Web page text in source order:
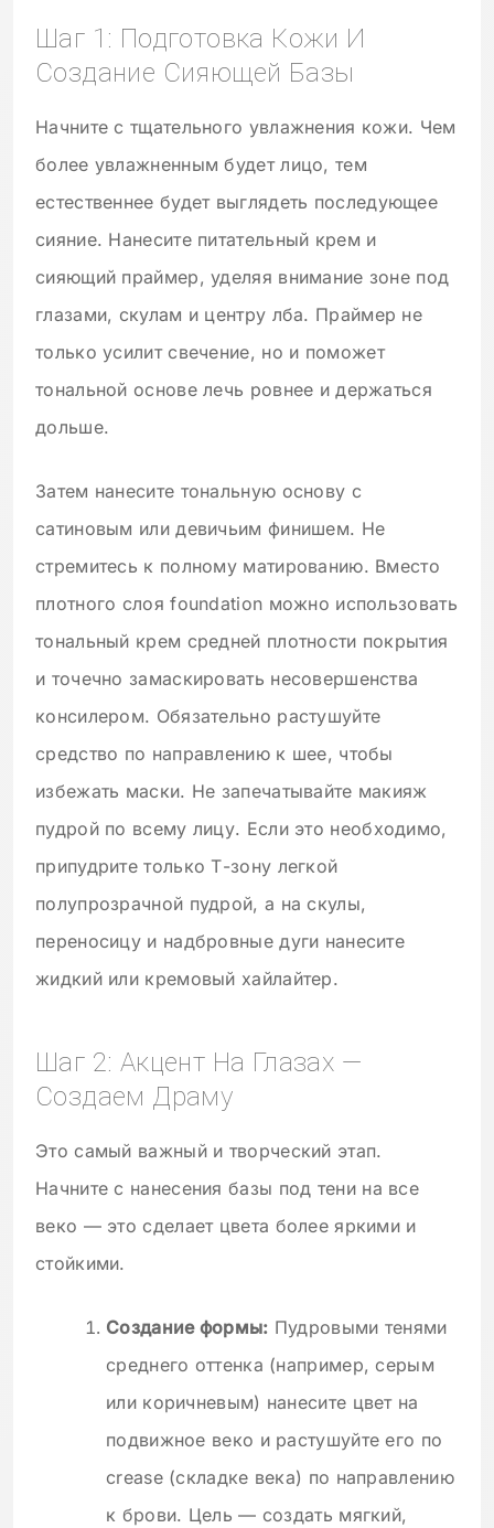
Шаг 1: Подготовка Кожи И
Создание Сияющей Базы
Начните с тщательного увлажнения кожи. Чем
более увлажненным будет лицо, тем
естественнее будет выглядеть последующее
сияние. Нанесите питательный крем и
сияющий праймер, уделяя внимание зоне под
глазами, скулам и центру лба. Праймер не
только усилит свечение, но и поможет
тональной основе лечь ровнее и держаться
дольше.
Затем нанесите тональную основу с
сатиновым или девичьим финишем. Не
стремитесь к полному матированию. Вместо
плотного слоя foundation можно использовать
тональный крем средней плотности покрытия
и точечно замаскировать несовершенства
консилером. Обязательно растушуйте
средство по направлению к шее, чтобы
избежать маски. Не запечатывайте макияж
пудрой по всему лицу. Если это необходимо,
припудрите только Т-зону легкой
полупрозрачной пудрой, а на скулы,
переносицу и надбровные дуги нанесите
жидкий или кремовый хайлайтер.
Шаг 2: Акцент На Глазах —
Создаем Драму
Это самый важный и творческий этап.
Начните с нанесения базы под тени на все
веко — это сделает цвета более яркими и
стойкими.
Создание формы: Пудровыми тенями
среднего оттенка (например, серым
или коричневым) нанесите цвет на
подвижное веко и растушуйте его по
crease (складке века) по направлению
к брови. Цель — создать мягкий,